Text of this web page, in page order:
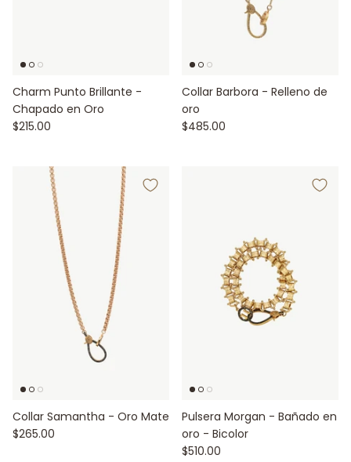
Charm Punto Brillante -
Chapado en Oro
$215.00
Collar Barbora - Relleno de
oro
$485.00
Collar Samantha - Oro Mate
$265.00
Pulsera Morgan - Bañado en
oro - Bicolor
$510.00